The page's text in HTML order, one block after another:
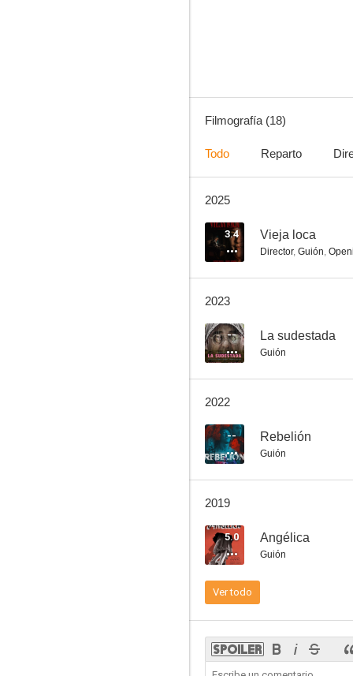
Filmografía (18)
Todo Reparto
2025
3.4 Vieja loca
Director, Guión,
2023
-- La sudestada
Guión
2022
-- Rebelión
Guión
2019
5.0 Angélica
Guión
Ver todo